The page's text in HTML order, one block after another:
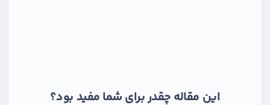
این مقاله چقدر برای شما مفید بود؟